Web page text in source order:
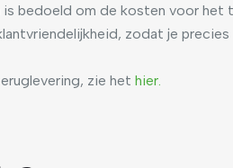
bedoeld om de kosten voor het
zodat je
zie het hier.